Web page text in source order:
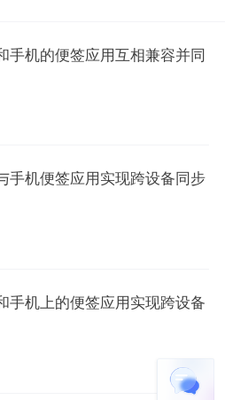
手机的便签应用互相兼容并同
手机便签应用实现跨设备同步
手机上的便签应用实现跨设备